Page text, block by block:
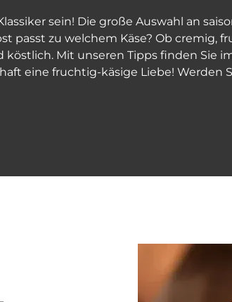
sein! Die große Auswahl an
passt zu welchem Käse? Ob cremig,
Mit unseren Tipps finden Sie
eine fruchtig-käsige Liebe!